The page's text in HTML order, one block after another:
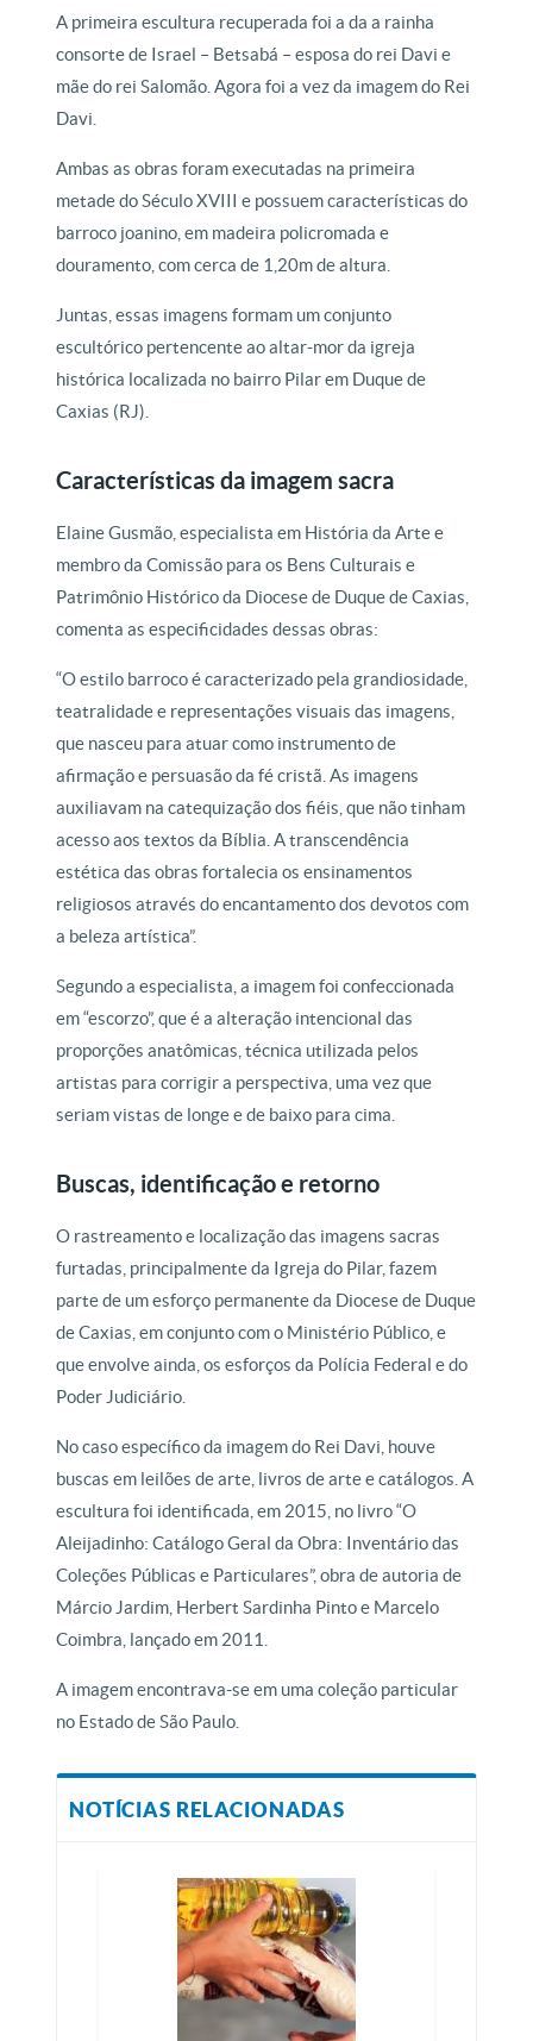
A primeira escultura recuperada foi a da a rainha
consorte de Israel – Betsabá – esposa do rei Davi e
mãe do rei Salomão. Agora foi a vez da imagem do Rei
Davi.
Ambas as obras foram executadas na primeira
metade do Século XVIII e possuem características do
barroco joanino, em madeira policromada e
douramento, com cerca de 1,20m de altura.
Juntas, essas imagens formam um conjunto
escultórico pertencente ao altar-mor da igreja
histórica localizada no bairro Pilar em Duque de
Caxias (RJ).
Características da imagem sacra
Elaine Gusmão, especialista em História da Arte e
membro da Comissão para os Bens Culturais e
Patrimônio Histórico da Diocese de Duque de Caxias,
comenta as especificidades dessas obras:
“O estilo barroco é caracterizado pela grandiosidade,
teatralidade e representações visuais das imagens,
que nasceu para atuar como instrumento de
afirmação e persuasão da fé cristã. As imagens
auxiliavam na catequização dos fiéis, que não tinham
acesso aos textos da Bíblia. A transcendência
estética das obras fortalecia os ensinamentos
religiosos através do encantamento dos devotos com
a beleza artística”.
Segundo a especialista, a imagem foi confeccionada
em “escorzo”, que é a alteração intencional das
proporções anatômicas, técnica utilizada pelos
artistas para corrigir a perspectiva, uma vez que
seriam vistas de longe e de baixo para cima.
Buscas, identificação e retorno
O rastreamento e localização das imagens sacras
furtadas, principalmente da Igreja do Pilar, fazem
parte de um esforço permanente da Diocese de Duque
de Caxias, em conjunto com o Ministério Público, e
que envolve ainda, os esforços da Polícia Federal e do
Poder Judiciário.
No caso específico da imagem do Rei Davi, houve
buscas em leilões de arte, livros de arte e catálogos. A
escultura foi identificada, em 2015, no livro “O
Aleijadinho: Catálogo Geral da Obra: Inventário das
Coleções Públicas e Particulares”, obra de autoria de
Márcio Jardim, Herbert Sardinha Pinto e Marcelo
Coimbra, lançado em 2011.
A imagem encontrava-se em uma coleção particular
no Estado de São Paulo.
NOTÍCIAS RELACIONADAS